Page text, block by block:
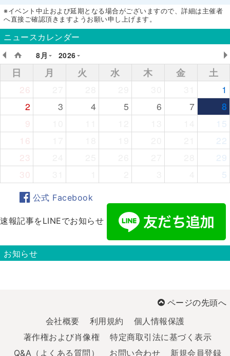
※イベント中止および延期となる場合がございますので、詳細は主催者
へ直接ご確認頂きますようお願い申し上げます。
ニュースカレンダー
8月
2026
日 月 火 水 木 金
土
26
1
2
3 4 5 6 7
8
9
15
16
22
23
29
30
5
公式 Facebook
速報記事をLINEでお知らせ
お知らせ
ページの先頭へ
会社概要
利用規約
個人情報保護
著作権および肖像権
特定商取引法に基づく表示
Q&A（よくある質問）
お問い合わせ 新規会員登録